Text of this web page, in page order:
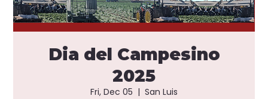
Dia del Campesino
2025
Fri, Dec 05
  |
San Luis